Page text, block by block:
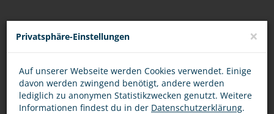
IST ES EINE KÖRPERVERLETZUNG, WENN ICH MICH
MIT EINEM ANDEREN FAN PRÜGLE?
Privatsphäre-Einstellungen ×
Auf unserer Webseite werden Cookies verwendet. Einige
davon werden zwingend benötigt, andere werden
lediglich zu anonymen Statistikzwecken genutzt. Weitere
Informationen findest du in der Datenschutzerklärung.